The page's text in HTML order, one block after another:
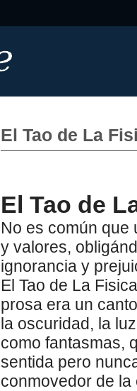
El Tao de La
El Tao de
No es común que
y valores,
ignorancia y
El Tao de La
prosa era un
la oscuridad, la
como fantasmas,
sentida pero
conmovedor de